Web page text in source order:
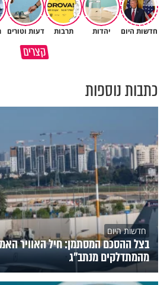
חדשות היום יהדות תרבות דעות וטורים
קצרים
כדי להיות מנהיג - צריך לאכול גם
כתבות נוספות
חדשות היום
בצל ההסכם המסתמן: חיל האוויר
מהמתדלקים מנתב"ג